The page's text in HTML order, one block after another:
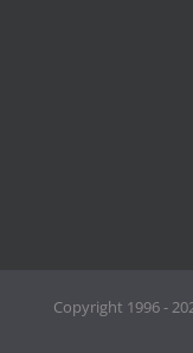
Copyright 1996 -